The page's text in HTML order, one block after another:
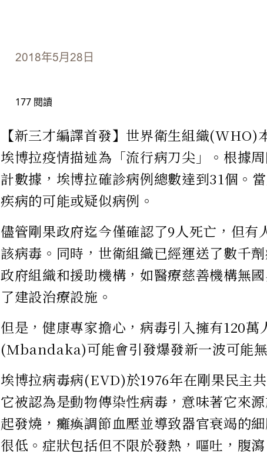
2018年5月28日
177 閱讀
【新三才編譯首發】世界衛生組織(WHO)
埃博拉疫情描述為「流行病刀尖」。根據
計數據，埃博拉確診病例總數達到31個。
疾病的可能或疑似病例。
儘管剛果政府迄今僅確認了9人死亡，但有
該病毒。同時，世衛組織已經運送了數千
政府組織和援助機構，如醫療慈善機構無
了建設治療設施。
但是，健康專家擔心，病毒引入擁有120萬
(Mbandaka)可能會引發爆發新一波可能
埃博拉病毒病(EVD)於1976年在剛果民主
它被認為是動物傳染性病毒，意味著它來
起發燒，癱瘓調節血壓並導致器官衰竭的
很低。症狀包括但不限於發熱，嘔吐，腹